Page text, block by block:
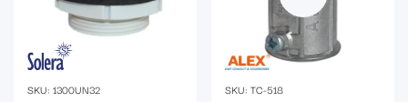
SKU: 1300UN32 SKU: TC-518